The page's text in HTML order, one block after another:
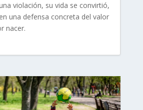
violación, su vida se convirtió,
una defensa concreta del valor
nacer.